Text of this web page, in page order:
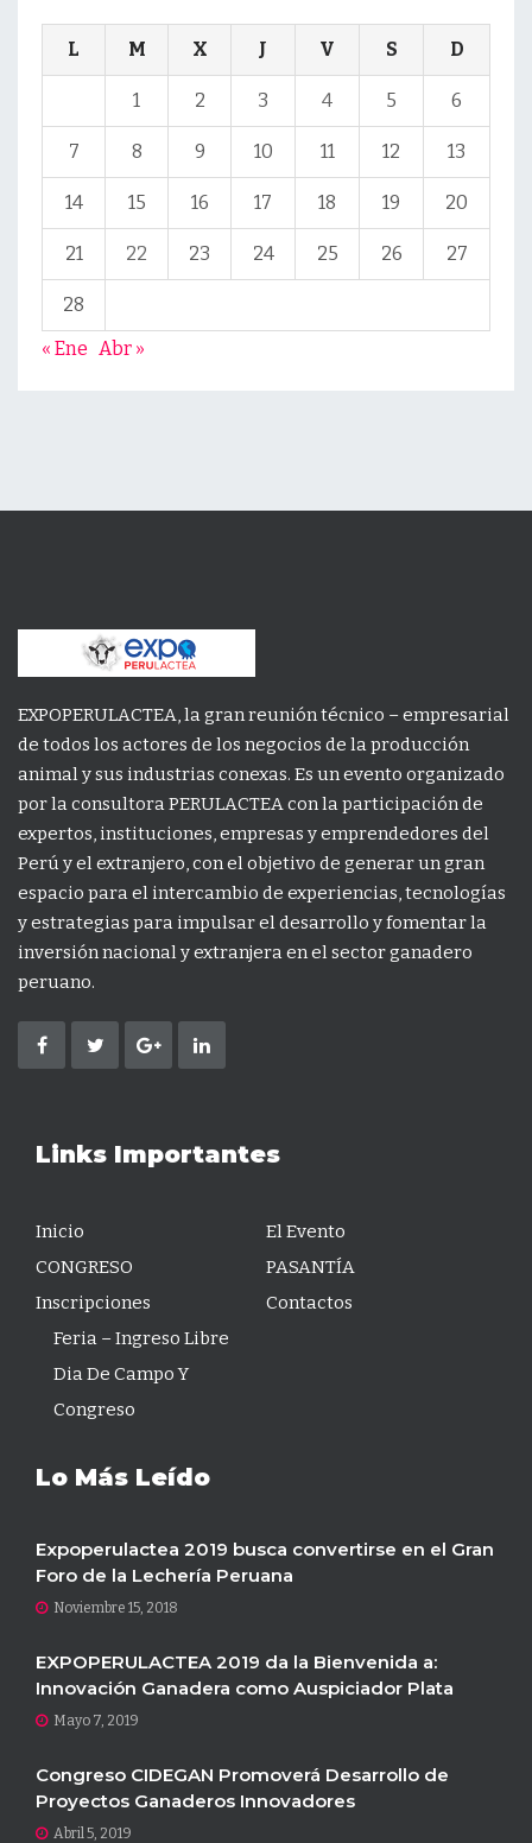
L M X J V S D
1 2 3 4 5 6
7 8 9 10 11 12 13
14 15 16 17 18 19 20
21 22 23 24 25 26 27
28
« Ene Abr »
EXPOPERULACTEA, la gran reunión técnico – empresarial
de todos los actores de los negocios de la producción
animal y sus industrias conexas. Es un evento organizado
por la consultora PERULACTEA con la participación de
expertos, instituciones, empresas y emprendedores del
Perú y el extranjero, con el objetivo de generar un gran
espacio para el intercambio de experiencias, tecnologías
y estrategias para impulsar el desarrollo y fomentar la
inversión nacional y extranjera en el sector ganadero
peruano.
Links Importantes
Inicio
El Evento
CONGRESO
PASANTÍA
Inscripciones
Feria – Ingreso Libre
Dia De Campo Y
Congreso
Contactos
Lo Más Leído
Expoperulactea 2019 busca convertirse en el Gran
Foro de la Lechería Peruana
Noviembre 15, 2018
EXPOPERULACTEA 2019 da la Bienvenida a:
Innovación Ganadera como Auspiciador Plata
Mayo 7, 2019
Congreso CIDEGAN Promoverá Desarrollo de
Proyectos Ganaderos Innovadores
Abril 5, 2019